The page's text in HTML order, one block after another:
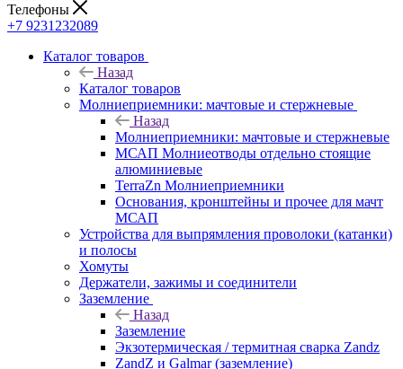
Телефоны
+7 9231232089
Каталог товаров
Назад
Каталог товаров
Молниеприемники: мачтовые и стержневые
Назад
Молниеприемники: мачтовые и стержневые
МСАП Молниеотводы отдельно стоящие
алюминиевые
TerraZn Молниеприемники
Основания, кронштейны и прочее для мачт
МСАП
Устройства для выпрямления проволоки (катанки)
и полосы
Хомуты
Держатели, зажимы и соединители
Заземление
Назад
Заземление
Экзотермическая / термитная сварка Zandz
ZandZ и Galmar (заземление)